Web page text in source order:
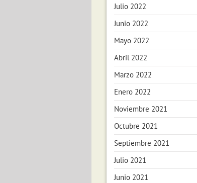
Julio 2022
Junio 2022
Mayo 2022
Abril 2022
Marzo 2022
Enero 2022
Noviembre 2021
Octubre 2021
Septiembre 2021
Julio 2021
Junio 2021